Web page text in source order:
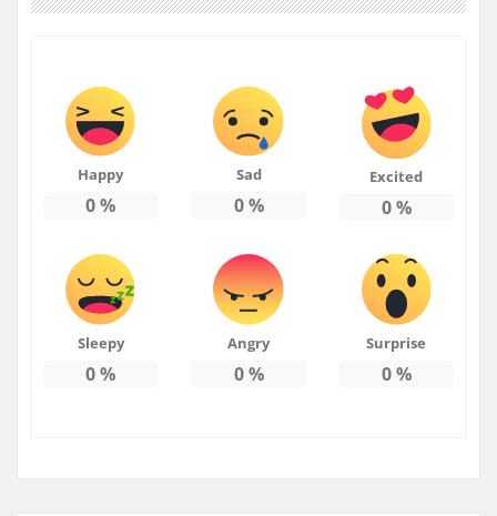
Happy
0%
Sad
0%
Excited
0%
Sleepy
0%
Angry
0%
Surprise
0%